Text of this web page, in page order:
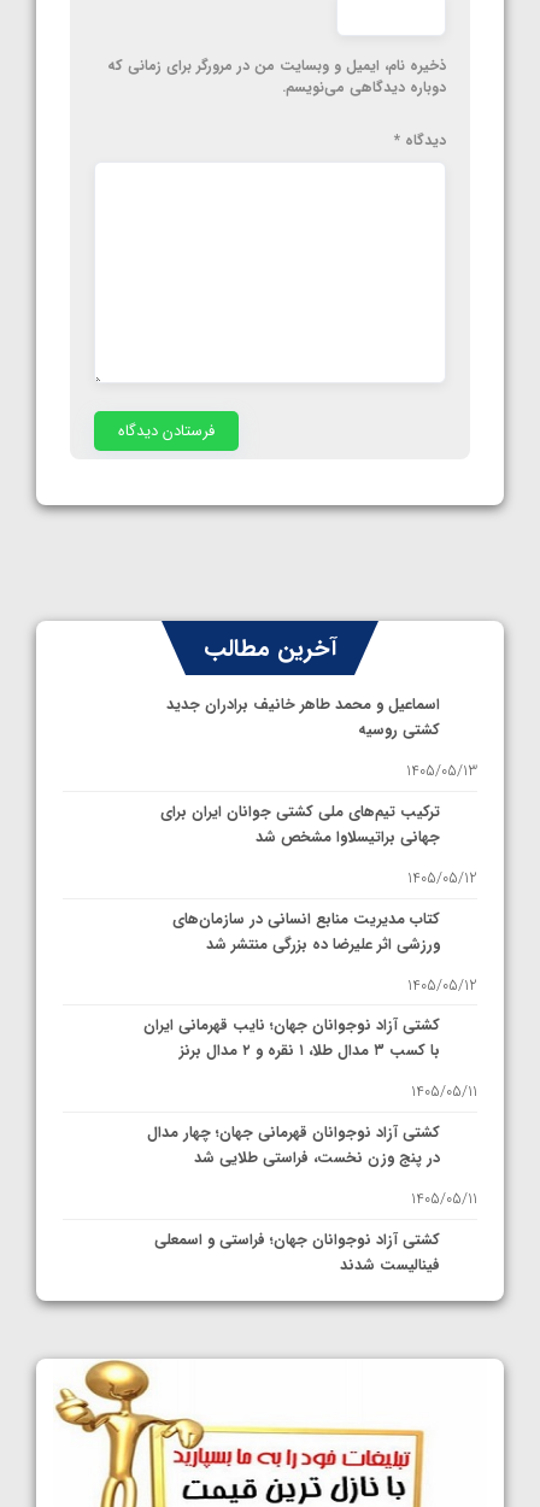
ذخیره نام، ایمیل و وبسایت من در مرورگر برای زمانی که
دوباره دیدگاهی می‌نویسم.
دیدگاه *
آخرین مطالب
اسماعیل و محمد طاهر خانیف برادران جدید
کشتی روسیه
1405/05/13
ترکیب تیم‌های ملی کشتی جوانان ایران برای
جهانی براتیسلاوا مشخص شد
1405/05/12
کتاب مدیریت منابع انسانی در سازمان‌های
ورزشی اثر علیرضا ده بزرگی منتشر شد
1405/05/12
کشتی آزاد نوجوانان جهان؛ نایب قهرمانی ایران
با کسب ۳ مدال طلا، ۱ نقره و ۲ مدال برنز
1405/05/11
کشتی آزاد نوجوانان قهرمانی جهان؛ چهار مدال
در پنج وزن نخست، فراستی طلایی شد
1405/05/11
کشتی آزاد نوجوانان جهان؛ فراستی و اسمعلی
فینالیست شدند
1405/05/09
کشتی فرنگی نوجوانان جهان؛ سکوی تیمی
سوم برای ایران